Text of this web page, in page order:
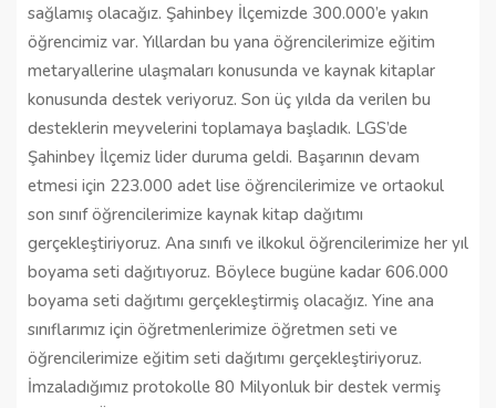
sağlamış olacağız. Şahinbey İlçemizde 300.000’e yakın
öğrencimiz var. Yıllardan bu yana öğrencilerimize eğitim
metaryallerine ulaşmaları konusunda ve kaynak kitaplar
konusunda destek veriyoruz. Son üç yılda da verilen bu
desteklerin meyvelerini toplamaya başladık. LGS’de
Şahinbey İlçemiz lider duruma geldi. Başarının devam
etmesi için 223.000 adet lise öğrencilerimize ve ortaokul
son sınıf öğrencilerimize kaynak kitap dağıtımı
gerçekleştiriyoruz. Ana sınıfı ve ilkokul öğrencilerimize her yıl
boyama seti dağıtıyoruz. Böylece bugüne kadar 606.000
boyama seti dağıtımı gerçekleştirmiş olacağız. Yine ana
sınıflarımız için öğretmenlerimize öğretmen seti ve
öğrencilerimize eğitim seti dağıtımı gerçekleştiriyoruz.
İmzaladığımız protokolle 80 Milyonluk bir destek vermiş